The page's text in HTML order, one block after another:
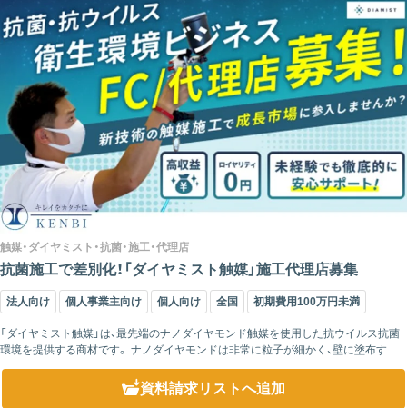
触媒・ダイヤミスト・抗菌・施工・代理店
抗菌施工で差別化！「ダイヤミスト触媒」施工代理店募集
法人向け 個人事業主向け 個人向け 全国 初期費用100万円未満
「ダイヤミスト触媒」は、最先端のナノダイヤモンド触媒を使用した抗ウイルス抗菌
環境を提供する商材です。 ナノダイヤモンドは非常に粒子が細かく、壁に塗布する
ことで空間そのものを浄化しウイルスを分解。赤ちゃんの肌に触れても安心な高い
資料請求リストへ追加